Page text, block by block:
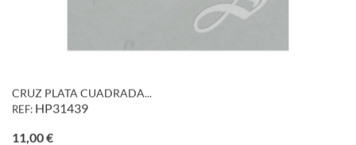
CRUZ PLATA CUADRADA...
REF: HP31439
11,00 €Precio